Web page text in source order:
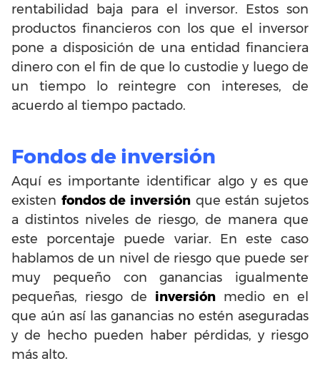
rentabilidad baja para el inversor. Estos son
productos financieros con los que el inversor
pone a disposición de una entidad financiera
dinero con el fin de que lo custodie y luego de
un tiempo lo reintegre con intereses, de
acuerdo al tiempo pactado.
Fondos de inversión
Aquí es importante identificar algo y es que
existen fondos de inversión que están sujetos
a distintos niveles de riesgo, de manera que
este porcentaje puede variar. En este caso
hablamos de un nivel de riesgo que puede ser
muy pequeño con ganancias igualmente
pequeñas, riesgo de inversión medio en el
que aún así las ganancias no estén aseguradas
y de hecho pueden haber pérdidas, y riesgo
más alto.